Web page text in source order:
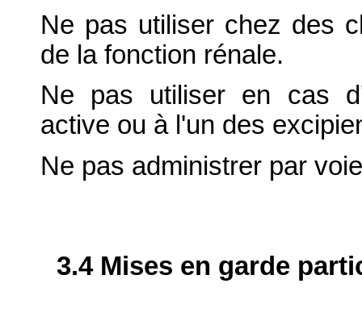
Ne pas utiliser chez des
de la fonction rénale.
Ne pas utiliser en cas
active ou à l'un des
Ne pas administrer par
3.4 Mises en garde